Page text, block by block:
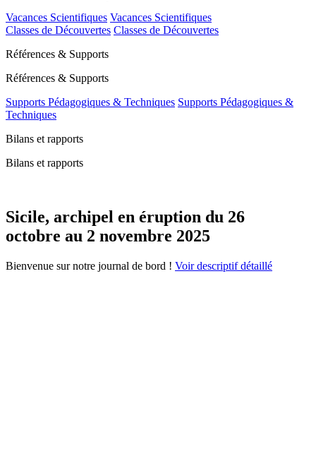
Vacances Scientifiques Vacances Scientifiques
Classes de Découvertes Classes de Découvertes
Références & Supports
Références & Supports
Supports Pédagogiques & Techniques Supports Pédagogiques &
Techniques
Bilans et rapports
Bilans et rapports
Sicile, archipel en éruption du 26
octobre au 2 novembre 2025
Bienvenue sur notre journal de bord ! Voir descriptif détaillé